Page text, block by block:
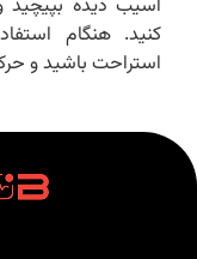
آسیب دیده بپیچید و
کنید. هنگام استفاده
استراحت باشید و حرکت